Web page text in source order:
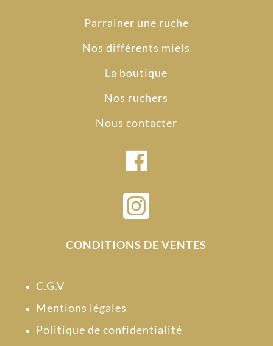
Parrainer une ruche
Nos différents miels
La boutique
Nos ruchers
Nous contacter

CONDITIONS DE VENTES
C.G.V
Mentions légales
Politique de confidentialité